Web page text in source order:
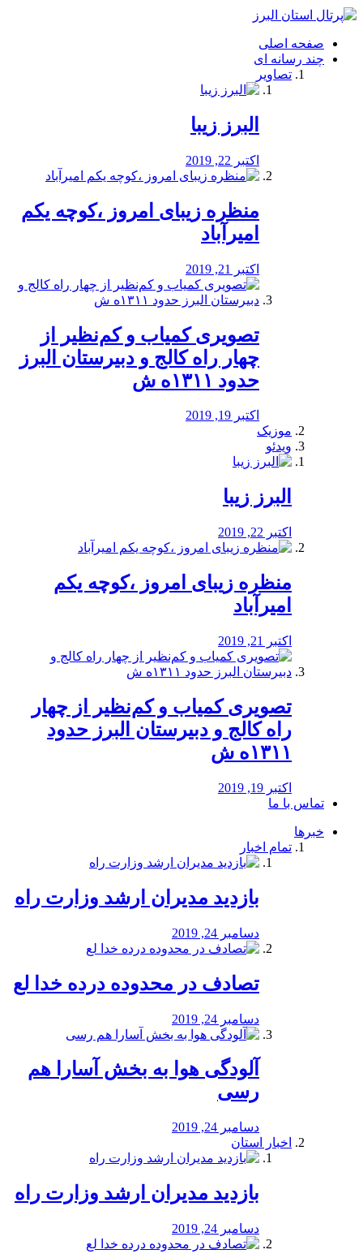
فصد
شرق
تهران
خشکشویی
صفحه اصلی
چند رسانه ای
تصاویر
البرز زیبا
اکتبر 22, 2019
منظره‌‌ زیبای امروز ،کوچه یکم
امیرآباد
اکتبر 21, 2019
️تصویری کمیاب و کم‌نظیر از
چهار راه كالج و دبيرستان البرز
حدود ۱۳۱۱ه ش
اکتبر 19, 2019
موزیک
ویدئو
البرز زیبا
اکتبر 22, 2019
منظره‌‌ زیبای امروز ،کوچه یکم
امیرآباد
اکتبر 21, 2019
️تصویری کمیاب و کم‌نظیر از چهار
راه كالج و دبيرستان البرز حدود
۱۳۱۱ه ش
اکتبر 19, 2019
تماس با ما
خبرها
تمام اخبار
بازدید مدیران ارشد وزارت راه
دسامبر 24, 2019
تصادف در محدوده درده خدا لع
دسامبر 24, 2019
آلودگی هوا به بخش آسارا هم
رسی
دسامبر 24, 2019
اخبار استان
بازدید مدیران ارشد وزارت راه
دسامبر 24, 2019